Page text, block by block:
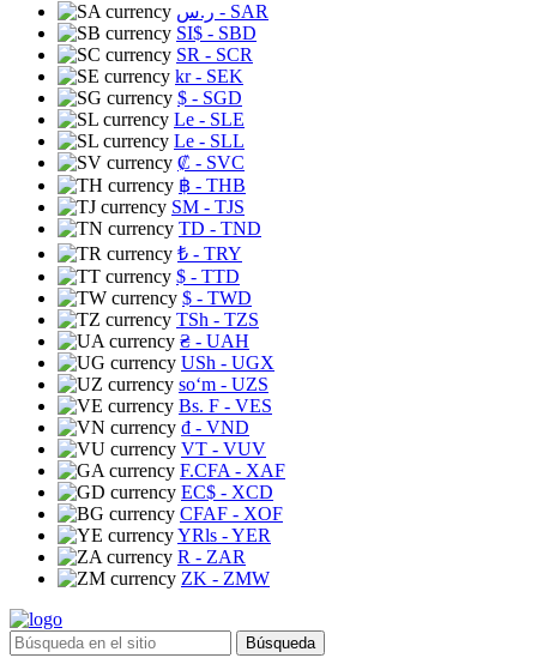
ر.س - SAR
SI$ - SBD
SR - SCR
kr- SEK
$ - SGD
Le - SLE
Le - SLL
₡ - SVC
฿ - THB
ЅМ - TJS
TD - TND
₺ - TRY
$ - TTD
$ - TWD
TSh - TZS
₴ - UAH
USh - UGX
soʻm - UZS
Bs. F - VES
₫ - VND
VT - VUV
F.CFA - XAF
EC$ - XCD
CFAF - XOF
YRls - YER
R - ZAR
ZK - ZMW
Búsqueda